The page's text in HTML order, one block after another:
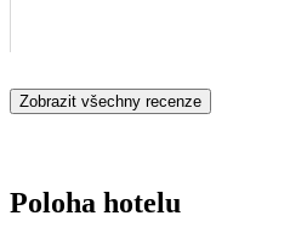
Zobrazit všechny recenze
Poloha hotelu